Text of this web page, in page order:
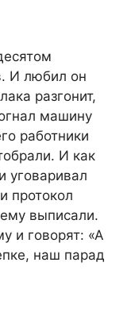
И любил он
разгонит,
машину
работники
И как
уговаривал
протокол
выписали.
и говорят: «А
наш парад